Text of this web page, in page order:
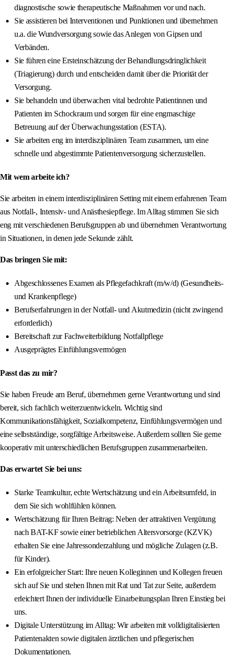
diagnostische sowie therapeutische Maßnahmen vor und nach.
Sie assistieren bei Interventionen und Punktionen und übernehmen
u.a. die Wundversorgung sowie das Anlegen von Gipsen und
Verbänden.
Sie führen eine Ersteinschätzung der Behandlungsdringlichkeit
(Triagierung) durch und entscheiden damit über die Priorität der
Versorgung.
Sie behandeln und überwachen vital bedrohte Patientinnen und
Patienten im Schockraum und sorgen für eine engmaschige
Betreuung auf der Überwachungsstation (ESTA).
Sie arbeiten eng im interdisziplinären Team zusammen, um eine
schnelle und abgestimmte Patientenversorgung sicherzustellen.
Mit wem arbeite ich?
Sie arbeiten in einem interdisziplinären Setting mit einem erfahrenen Team
aus Notfall-, Intensiv- und Anästhesiepflege. Im Alltag stimmen Sie sich
eng mit verschiedenen Berufsgruppen ab und übernehmen Verantwortung
in Situationen, in denen jede Sekunde zählt.
Das bringen Sie mit:
Abgeschlossenes Examen als Pflegefachkraft (m/w/d) (Gesundheits-
und Krankenpflege)
Berufserfahrungen in der Notfall- und Akutmedizin (nicht zwingend
erforderlich)
Bereitschaft zur Fachweiterbildung Notfallpflege
Ausgeprägtes Einfühlungsvermögen
Passt das zu mir?
Sie haben Freude am Beruf, übernehmen gerne Verantwortung und sind
bereit, sich fachlich weiterzuentwickeln. Wichtig sind
Kommunikationsfähigkeit, Sozialkompetenz, Einfühlungsvermögen und
eine selbstständige, sorgfältige Arbeitsweise. Außerdem sollten Sie gerne
kooperativ mit unterschiedlichen Berufsgruppen zusammenarbeiten.
Das erwartet Sie bei uns:
Starke Teamkultur, echte Wertschätzung und ein Arbeitsumfeld, in
dem Sie sich wohlfühlen können.
Wertschätzung für Ihren Beitrag: Neben der attraktiven Vergütung
nach BAT-KF sowie einer betrieblichen Altersvorsorge (KZVK)
erhalten Sie eine Jahressonderzahlung und mögliche Zulagen (z.B.
für Kinder).
Ein erfolgreicher Start: Ihre neuen Kolleginnen und Kollegen freuen
sich auf Sie und stehen Ihnen mit Rat und Tat zur Seite, außerdem
erleichtert Ihnen der individuelle Einarbeitungsplan Ihren Einstieg bei
uns.
Digitale Unterstützung im Alltag: Wir arbeiten mit volldigitalisierten
Patientenakten sowie digitalen ärztlichen und pflegerischen
Dokumentationen.